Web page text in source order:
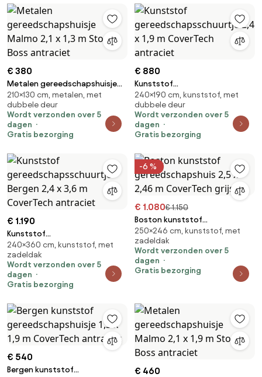
€ 380
Metalen gereedschapshuisje
Malmo 2,1 x 1,3 m Store Boss
antraciet
210×130 cm, metalen, met
dubbele deur
Wordt verzonden over 5
dagen
Gratis bezorging
€ 880
Kunststof
gereedschapsschuurtje 2,4 x
1,9 m CoverTech antraciet
240×190 cm, kunststof, met
dubbele deur
Wordt verzonden over 5
dagen
Gratis bezorging
€ 1.190
Kunststof
gereedschapsschuurtje Bergen
2,4 x 3,6 m CoverTech
antraciet
240×360 cm, kunststof, met
zadeldak
Wordt verzonden over 5
dagen
Gratis bezorging
-6 %
€ 1.080€ 1.150
Boston kunststof
gereedschapshuis 2,5 x 2,46 m
CoverTech grijs
250×246 cm, kunststof, met
zadeldak
Wordt verzonden over 5
dagen
Gratis bezorging
€ 540
Bergen kunststof
€ 460